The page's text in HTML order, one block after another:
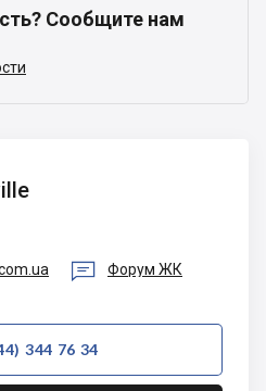
Сообщите нам
 Форум ЖК
344 76 34